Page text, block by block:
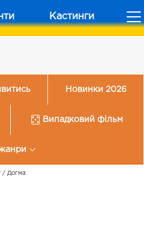
Кастинги
Новинки 2026
Випадковий фільм
/ Догма